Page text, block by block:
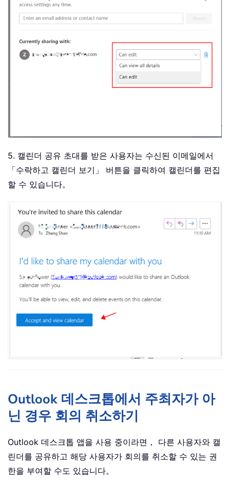
5. 캘린더 공유 초대를 받은 사용자는 수신된 이메일에서
「수락하고 캘린더 보기」 버튼을 클릭하여 캘린더를 편집
할 수 있습니다。
Outlook 데스크톱에서 주최자가 아
닌 경우 회의 취소하기
Outlook 데스크톱 앱을 사용 중이라면， 다른 사용자와 캘
린더를 공유하고 해당 사용자가 회의를 취소할 수 있는 권
한을 부여할 수도 있습니다。